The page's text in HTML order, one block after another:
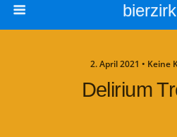
2. April 2021 • Keine
Delirium